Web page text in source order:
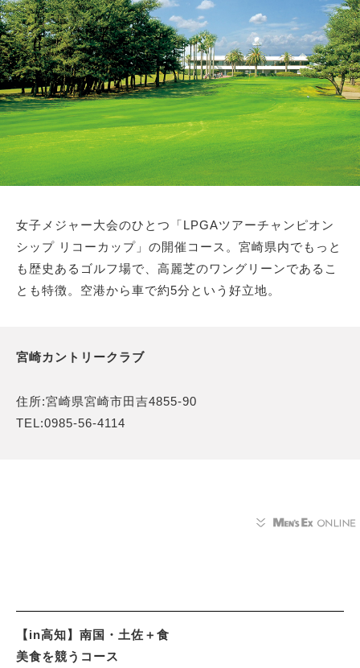
女子メジャー大会のひとつ「LPGAツアーチャンピオン
シップ リコーカップ」の開催コース。宮崎県内でもっと
も歴史あるゴルフ場で、高麗芝のワングリーンであるこ
とも特徴。空港から車で約5分という好立地。
宮崎カントリークラブ
住所:宮崎県宮崎市田吉4855-90
TEL:0985-56-4114
【in高知】南国・土佐＋食
美食を競うコース